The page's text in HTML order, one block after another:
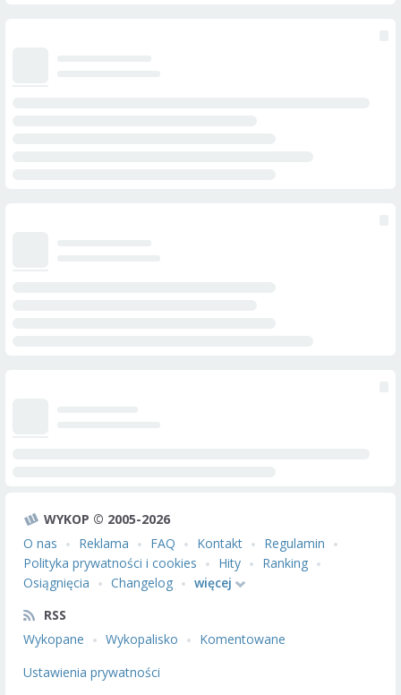
WYKOP © 2005-2026
O nas
Reklama FAQ Kontakt
Regulamin
Polityka prywatności i cookies
Hity
Ranking
Osiągnięcia
Changelog
więcej
RSS
Wykopane
Wykopalisko
Komentowane
Ustawienia prywatności